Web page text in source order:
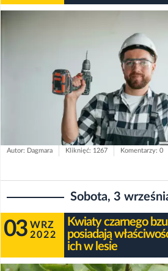
Autor: Dagmara Kliknięć: 1267 Komentarzy: 0
Sobota, 3
03 WRZ
2022
Kwiaty czarnego
posiadają
ich w lesie